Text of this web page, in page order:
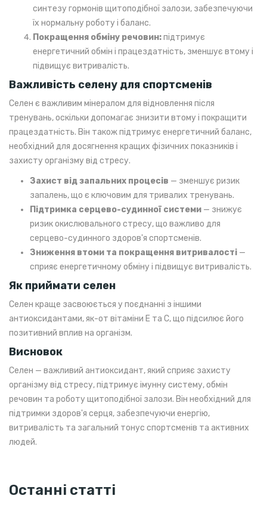
синтезу гормонів щитоподібної залози, забезпечуючи
їх нормальну роботу і баланс.
Покращення обміну речовин:підтримує
енергетичний обмін і працездатність, зменшує втому і
підвищує витривалість.
Важливість селену для спортсменів
Селен є важливим мінералом для відновлення після
тренувань, оскільки допомагає знизити втому і покращити
працездатність. Він також підтримує енергетичний баланс,
необхідний для досягнення кращих фізичних показників і
захисту організму від стресу.
Захист від запальних процесів — зменшує ризик
запалень, що є ключовим для тривалих тренувань.
Підтримка серцево-судинної системи — знижує
ризик окислювального стресу, що важливо для
серцево-судинного здоров'я спортсменів.
Зниження втоми та покращення витривалості —
сприяє енергетичному обміну і підвищує витривалість.
Як приймати селен
Селен краще засвоюється у поєднанні з іншими
антиоксидантами, як-от вітаміни Е та С, що підсилює його
позитивний вплив на організм.
Висновок
Селен — важливий антиоксидант, який сприяє захисту
організму від стресу, підтримує імунну систему, обмін
речовин та роботу щитоподібної залози. Він необхідний для
підтримки здоров'я серця, забезпечуючи енергію,
витривалість та загальний тонус спортсменів та активних
людей.
Останні статті